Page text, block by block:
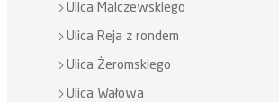
Ulica Malczewskiego
Ulica Reja z rondem
Ulica Żeromskiego
Ulica Wałowa